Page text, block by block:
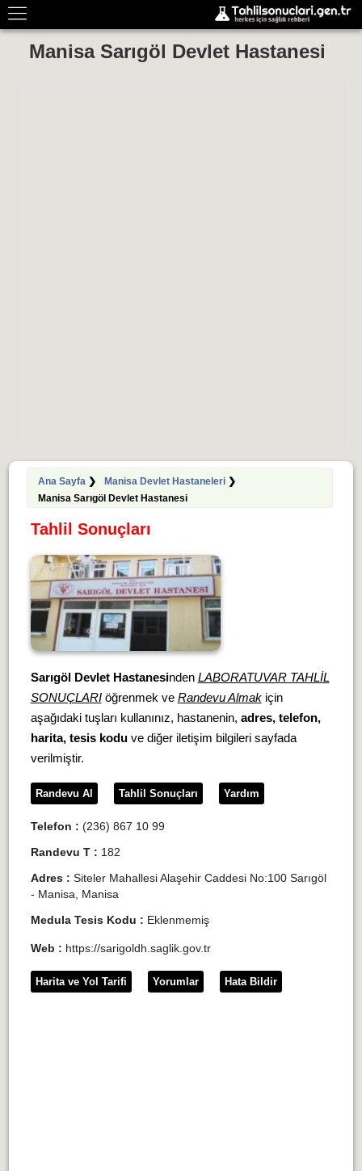
Manisa Sarıgöl Devlet Hastanesi
Ana Sayfa❯ Manisa Devlet Hastaneleri❯
Manisa Sarıgöl Devlet Hastanesi
Tahlil Sonuçları
Sarıgöl Devlet Hastanesinden LABORATUVAR TAHLİL
SONUÇLARIöğrenmek ve Randevu Almakiçin
aşağıdaki tuşları kullanınız, hastanenin, adres, telefon,
harita, tesis koduve diğer iletişim bilgileri sayfada
verilmiştir.
Randevu Al Tahlil Sonuçları Yardım
Telefon : (236) 867 10 99
Randevu T : 182
Adres : Siteler Mahallesi Alaşehir Caddesi No:100 Sarıgöl
- Manisa, Manisa
Medula Tesis Kodu : Eklenmemiş
Web : https://sarigoldh.saglik.gov.tr
Harita ve Yol Tarifi Yorumlar Hata Bildir